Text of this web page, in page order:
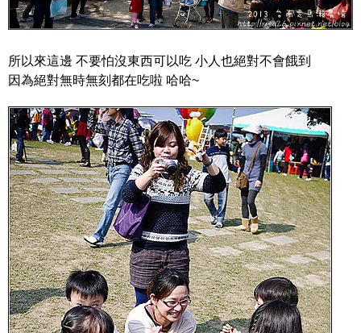
所以來這邊 不要怕沒東西可以吃 小人也絕對不會餓到
因為絕對無時無刻都在吃啦 哈哈~